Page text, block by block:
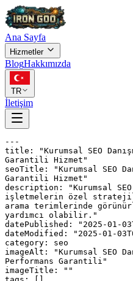
Ana Sayfa
Hizmetler
BlogHakkımızda
TR
İletişim
---
title: "Kurumsal SEO
Garantili Hizmet"
seoTitle: "Kurumsal SEO
Garantili Hizmet"
description: "Kurumsal
işletmelerin özel
arama terimlerinde
yardımcı olabilir."
datePublished: "2025-01-
dateModified: "2025-01-
category: seo
imageAlt: "Kurumsal SEO
Performans Garantili"
imageTitle: ""